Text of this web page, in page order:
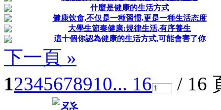
什麼是健康的生活方式
健康饮食,不仅是一種習惯,更是一種生活态度
大學生節奏健康:規律生活,有序養生
這十個你認為健康的生活方式,可能會害了你
下一頁 »
12345678910... 16 / 16